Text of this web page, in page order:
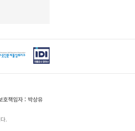
호책임자 : 박상유
.